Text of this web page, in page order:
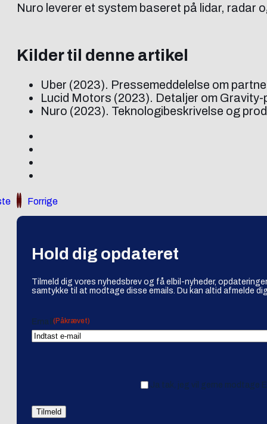
Nuro leverer et system baseret på lidar, radar
Kilder til denne artikel
Uber (2023). Pressemeddelelse om
Lucid Motors (2023). Detaljer om
Nuro (2023). Teknologibeskrivelse og
Forrige
Hold dig opdateret
Tilmeld dig vores nyhedsbrev og få elbil-nyheder,
samtykke til at modtage disse emails. Du kan altid afmelde
Email (Påkrævet)
Ja tak, jeg vil gerne modtage